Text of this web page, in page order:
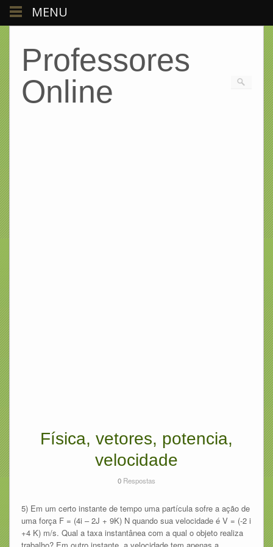
Professores
Online
Física, vetores, potencia,
velocidade
0 Respostas
5) Em um certo instante de tempo uma partícula sofre a ação de
uma força F = (4i – 2J + 9K) N quando sua velocidade é V = (-2 i
+4 K) m/s. Qual a taxa instantânea com a qual o objeto realiza
MENU